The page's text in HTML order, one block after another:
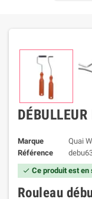
Marque
Quai
Référence
 Ce produit est
Rouleau